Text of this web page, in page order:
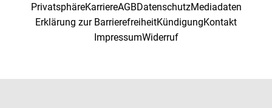
PrivatsphäreKarriereAGBDatenschutzMediadaten
Erklärung zur BarrierefreiheitKündigungKontakt
ImpressumWiderruf